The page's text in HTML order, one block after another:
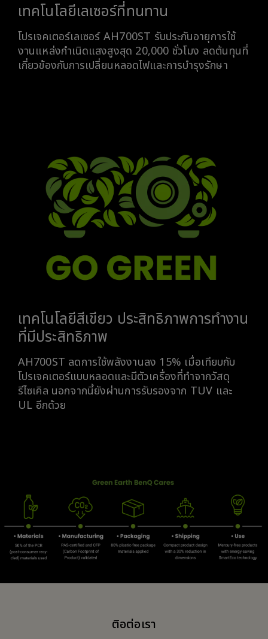
เทคโนโลยีเลเซอร์ที่ทนทาน
โปรเจคเตอร์เลเซอร์ AH700ST รับประกันอายุการใช้
งานแหล่งกำเนิดแสงสูงสุด 20,000 ชั่วโมง ลดต้นทุนที่
เกี่ยวข้องกับการเปลี่ยนหลอดไฟและการบำรุงรักษา
เทคโนโลยีสีเขียว ประสิทธิภาพการทำงาน
ที่มีประสิทธิภาพ
AH700ST ลดการใช้พลังงานลง 15% เมื่อเทียบกับ
โปรเจคเตอร์แบบหลอดและมีตัวเครื่องที่ทำจากวัสดุ
รีไซเคิล นอกจากนี้ยังผ่านการรับรองจาก TUV และ
UL อีกด้วย
ติอต่อเรา